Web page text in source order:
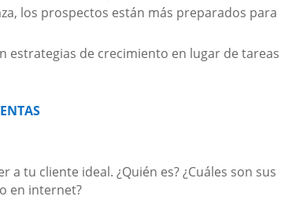
los prospectos están más preparados para
estrategias de crecimiento en lugar de tareas
tu cliente ideal. ¿Quién es? ¿Cuáles son sus
en internet?